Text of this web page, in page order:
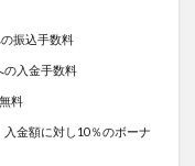
振込手数料
入金手数料
料
金額に対し10％のボーナ